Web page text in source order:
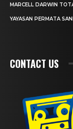
MARCELL DARWIN
YAYASAN PERMATA
CONTACT US